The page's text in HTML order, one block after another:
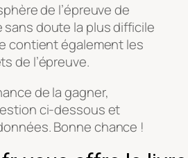
de l’épreuve de
doute la plus difficile
contient également les
de l’épreuve.
de la gagner,
ci-dessous et
Bonne chance !